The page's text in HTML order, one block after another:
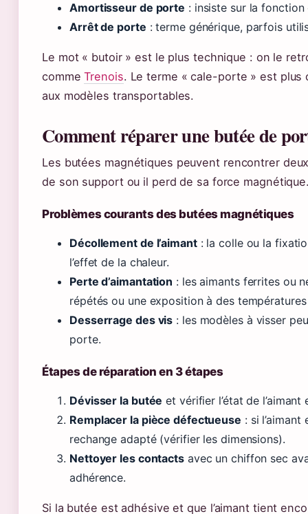
Amortisseur de porte : insiste sur la fonction
Arrêt de porte : terme générique, parfois
Le mot « butoir » est le plus technique : on le
commeTrenois. Le terme « cale-porte » est plus
aux modèles transportables.
Comment réparer une butée de
Les butées magnétiques peuvent rencontrer
de son support ou il perd de sa force
Problèmes courants des butées magnétiques
Décollement de l’aimant: la colle ou la
l’effet de la chaleur.
Perte d’aimantation : les aimants ferrites ou
répétés ou une exposition à des
Desserrage des vis : les modèles à visser
porte.
Étapes de réparation en 3 étapes
Dévisser la butée et vérifier l’état de
Remplacer la pièce défectueuse : si
rechange adapté (vérifier les dimensions).
Nettoyer les contactsavec un chiffon sec
adhérence.
Si la butée est adhésive et que l’aimant tient